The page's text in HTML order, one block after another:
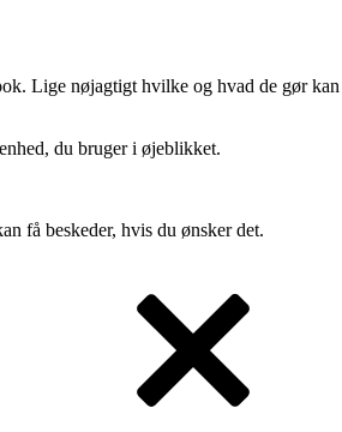
Lige nøjagtigt hvilke og hvad de gør
du bruger i øjeblikket.
få beskeder, hvis du ønsker det.